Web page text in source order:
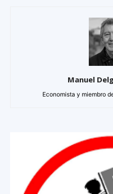
Manuel
Economista y miembro